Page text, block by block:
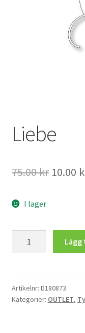
Liebe
75.00kr Det
var:
75.00
10.00
I lager
Artikelnr: D180873
Kategorier: OUTLET,